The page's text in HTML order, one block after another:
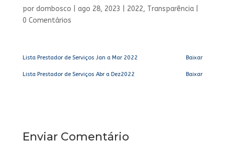
por dombosco ago 28, 2023 2022, Transparência|
0 Comentários
Lista Prestador de Serviços Jan a Mar 2022 Baixar
Lista Prestador de Serviços Abr a Dez2022 Baixar
Enviar Comentário